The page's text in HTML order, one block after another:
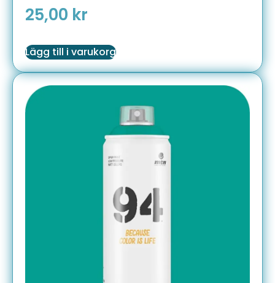
25,00 kr
Lägg till i varukorg